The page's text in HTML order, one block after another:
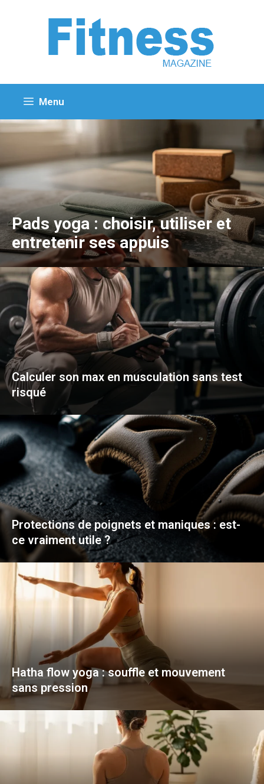
Menu
Pads yoga : choisir, utiliser et
entretenir ses appuis
Calculer son max en musculation sans test
risqué
Protections de poignets et maniques : est-
ce vraiment utile ?
Hatha flow yoga : souffle et mouvement
sans pression